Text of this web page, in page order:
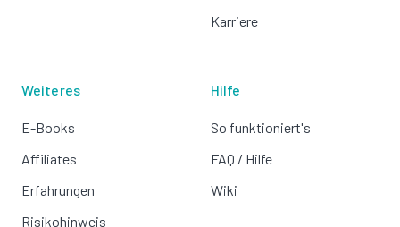
Karriere
Weiteres
E-Books
Affiliates
Erfahrungen
Risikohinweis
Hilfe
So funktioniert's
FAQ / Hilfe
Wiki